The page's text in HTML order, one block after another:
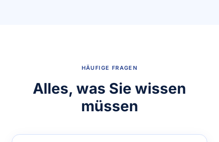
HÄUFIGE FRAGEN
Alles, was Sie wissen
müssen